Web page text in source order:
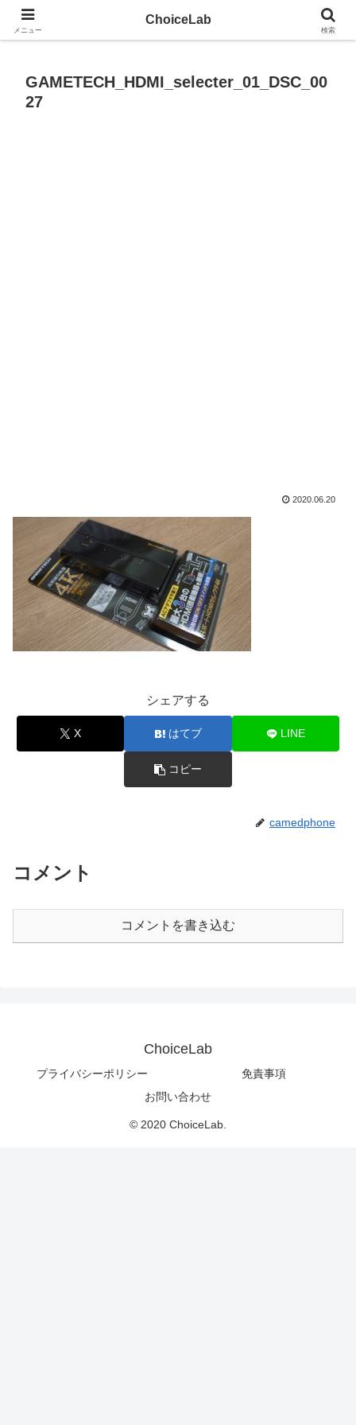
試して、見つける。モノ選びのツールサイト
GAMETECH_HDMI_selecter_01_DSC_00
27
2020.06.20
シェアする
X はてブ LINE
コピー
camedphone
コメント
コメントを書き込む
ChoiceLab
プライバシーポリシー
免責事項
お問い合わせ
© 2020 ChoiceLab.
メニュー
ChoiceLab
検索